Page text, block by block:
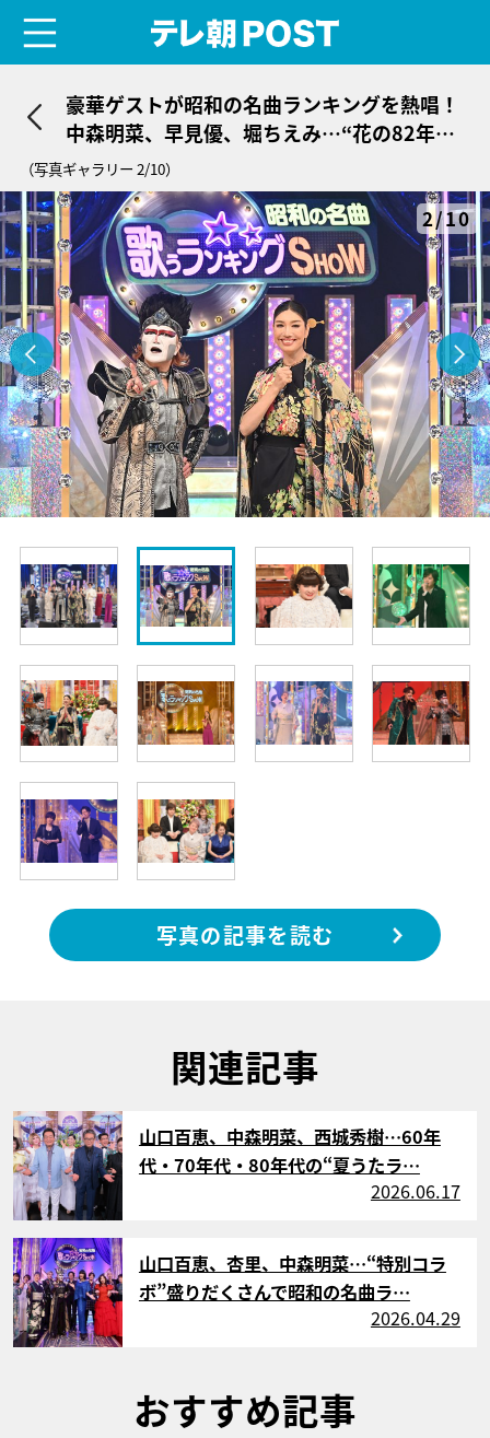
豪華ゲストが昭和の名曲ランキングを熱唱！
中森明菜、早見優、堀ちえみ…“花の82年
組”の秘蔵映像も
（写真ギャラリー 2/10）
2/10
写真の記事を読む
関連記事
サムネイル
山口百恵、中森明菜、西城秀樹…60年
代・70年代・80年代の“夏うたラ…
2026.06.17
サムネイル
山口百恵、杏里、中森明菜…“特別コラ
ボ”盛りだくさんで昭和の名曲ラ…
2026.04.29
おすすめ記事